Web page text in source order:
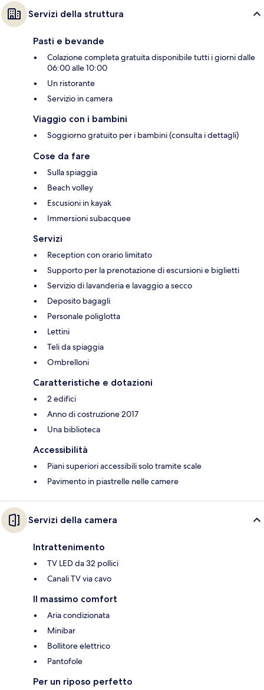
Servizi della struttura
Pasti e bevande
Colazione completa gratuita disponibile tutti i giorni dalle
06:00 alle 10:00
Un ristorante
Servizio in camera
Viaggio con i bambini
Soggiorno gratuito per i bambini (consulta i dettagli)
Cose da fare
Sulla spiaggia
Beach volley
Escusioni in kayak
Immersioni subacquee
Servizi
Reception con orario limitato
Supporto per la prenotazione di escursioni e biglietti
Servizio di lavanderia e lavaggio a secco
Deposito bagagli
Personale poliglotta
Lettini
Teli da spiaggia
Ombrelloni
Caratteristiche e dotazioni
2 edifici
Anno di costruzione 2017
Una biblioteca
Accessibilità
Piani superiori accessibili solo tramite scale
Pavimento in piastrelle nelle camere
Servizi della camera
Intrattenimento
TV LED da 32 pollici
Canali TV via cavo
Il massimo comfort
Aria condizionata
Minibar
Bollitore elettrico
Pantofole
Per un riposo perfetto